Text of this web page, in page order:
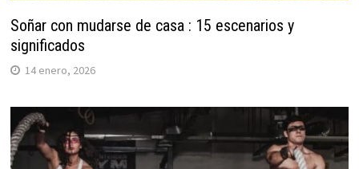
Soñar con mudarse de casa : 15 escenarios y
significados
14 enero, 2026